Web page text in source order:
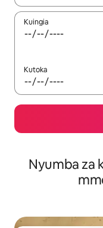
Kuingia
Kutoka
Nyumba za